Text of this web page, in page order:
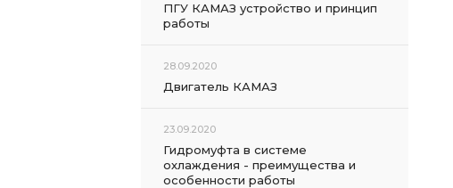
ПГУ КАМАЗ устройство и принцип
работы
28.09.2020
Двигатель КАМАЗ
23.09.2020
Гидромуфта в системе
охлаждения - преимущества и
особенности работы